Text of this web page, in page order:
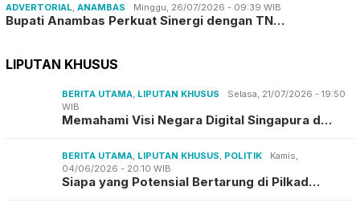
ADVERTORIAL, ANAMBAS Minggu, 26/07/2026 - 09:39 WIB
Bupati Anambas Perkuat Sinergi dengan TN…
LIPUTAN KHUSUS
BERITA UTAMA, LIPUTAN KHUSUS
Selasa, 21/07/2026 - 19:50
WIB
Memahami Visi Negara Digital Singapura d…
BERITA UTAMA, LIPUTAN KHUSUS, POLITIK
Kamis,
04/06/2026 - 20:10 WIB
Siapa yang Potensial Bertarung di Pilkad…